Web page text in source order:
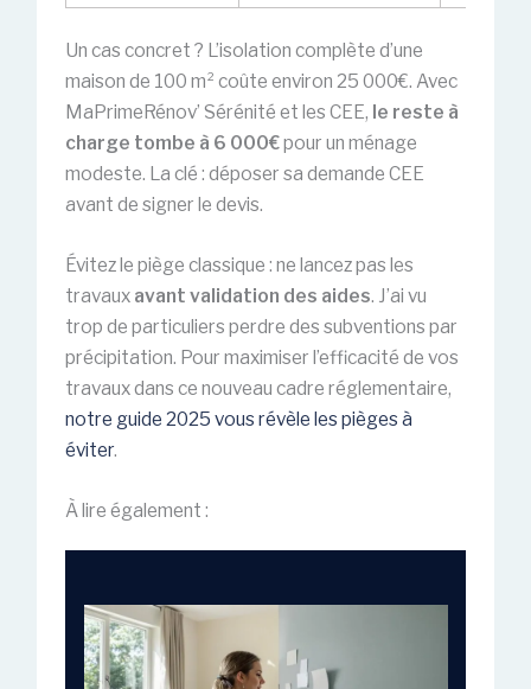
Un cas concret ? L’isolation complète d’une
maison de 100 m² coûte environ 25 000€. Avec
MaPrimeRénov’ Sérénité et les CEE, le reste à
charge tombe à 6 000€pour un ménage
modeste. La clé : déposer sa demande CEE
avant de signer le devis.
Évitez le piège classique : ne lancez pas les
travaux avant validation des aides. J’ai vu
trop de particuliers perdre des subventions par
précipitation. Pour maximiser l’efficacité de vos
travaux dans ce nouveau cadre réglementaire,
notre guide 2025 vous révèle les pièges à
éviter.
À lire également :